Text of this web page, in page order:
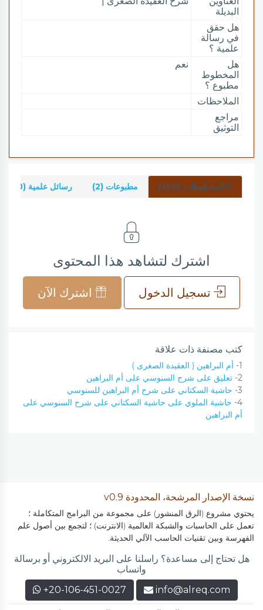
البديلة
هل حقق
في رسالة
علمية ؟
هل
المخطوط
مطبوع ؟
نعم
الملاحظات
مراجع
التوثيق
المخطوطات (250) مطبوعات (2) رسائل علمية (0)
اشترك لتشاهد هذا المحتوى
تسجيل الدخول اشترك الآن
كتب مصنفة ذات علاقة
1- أم البراهين ( العقيدة الصغرى )
2- تعليق على شرح السنوسي على أم البراهين
3- حاشية السكتاني على شرح أم البراهين للسنوسي
4- حاشية الملوي على حاشية السكتاني على شرح السنوسي على
أم البراهين
نسخة الإصدار المرشحة، المحدودة v0.9
يحتوي مشروع (الرق المنشور) على مجموعة من البرامج المتكاملة ؛
تعمل على الحاسبات والشبكة العالمية (الانترنت) ؛ لتجمع بين أصول علم
الفهرسة وبين تقنيات الحاسب الآلي الحديثة.
هل تحتاج إلى مساعدة؟ راسلنا على البريد الالكتروني أو برسالة
واتساب
info@alreq.com
+20-106-451-0027